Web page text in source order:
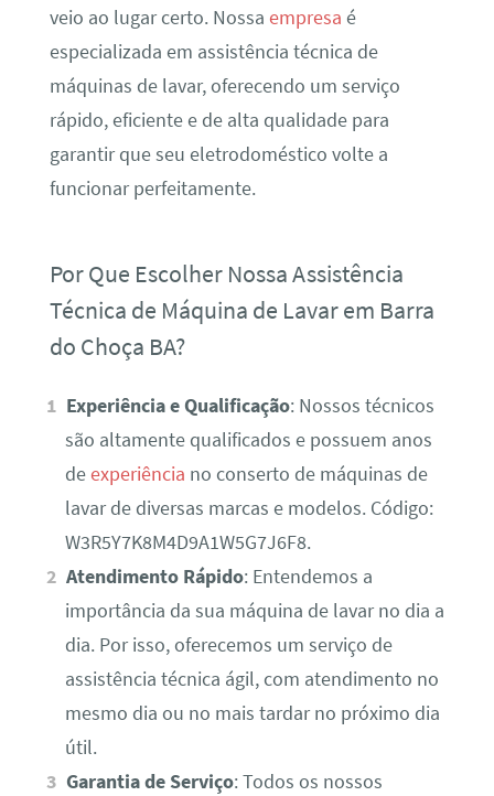
veio ao lugar certo. Nossa empresa é
especializada em assistência técnica de
máquinas de lavar, oferecendo um serviço
rápido, eficiente e de alta qualidade para
garantir que seu eletrodoméstico volte a
funcionar perfeitamente.
Por Que Escolher Nossa Assistência
Técnica de Máquina de Lavar em Barra
do Choça BA?
Experiência e Qualificação: Nossos técnicos
são altamente qualificados e possuem anos
deexperiência no conserto de máquinas de
lavar de diversas marcas e modelos. Código:
W3R5Y7K8M4D9A1W5G7J6F8.
Atendimento Rápido: Entendemos a
importância da sua máquina de lavar no dia a
dia. Por isso, oferecemos um serviço de
assistência técnica ágil, com atendimento no
mesmo dia ou no mais tardar no próximo dia
útil.
Garantia de Serviço: Todos os nossos